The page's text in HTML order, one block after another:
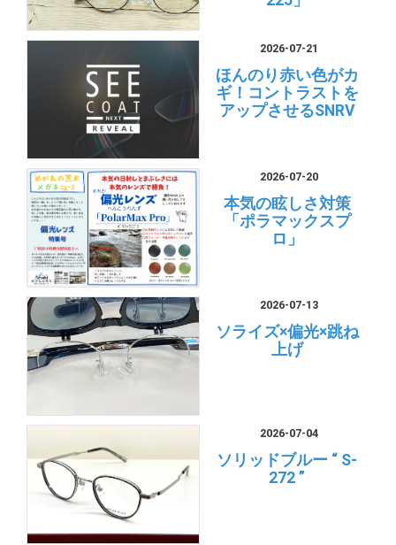
2026-07-21
ほんのり赤い色がカ
ギ！コントラストを
アップさせるSNRV
2026-07-20
本気の眩しさ対策
「ポラマックスプ
ロ」
2026-07-13
ソライズ×偏光×跳ね
上げ
2026-07-04
ソリッドブルー “ S-
272 ”